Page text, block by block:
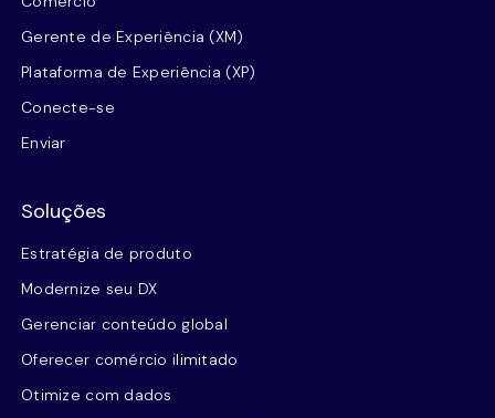
Gerente de Experiência (XM)
Plataforma de Experiência (XP)
Conecte-se
Enviar
Soluções
Estratégia de produto
Modernize seu DX
Gerenciar conteúdo global
Oferecer comércio ilimitado
Otimize com dados